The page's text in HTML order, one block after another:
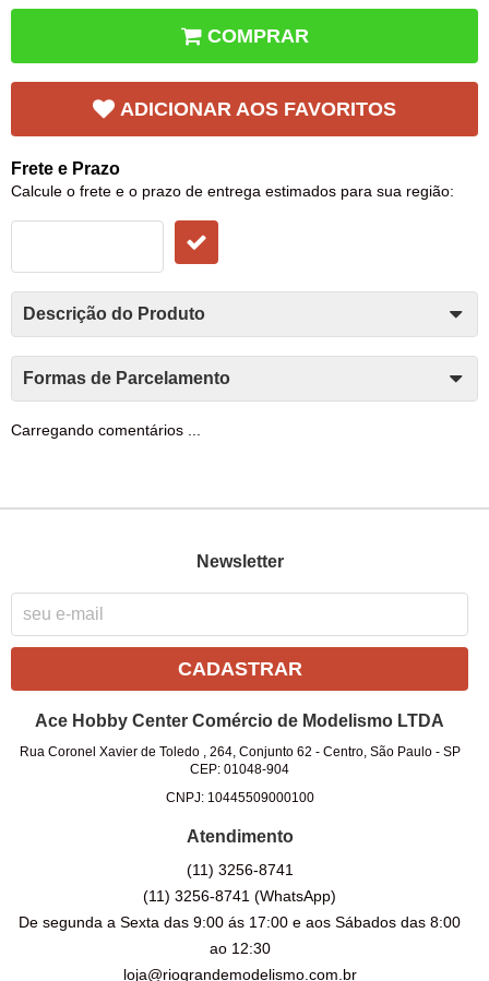
COMPRAR
ADICIONAR AOS FAVORITOS
Frete e Prazo
Calcule o frete e o prazo de entrega estimados para sua região:
Descrição do Produto
Formas de Parcelamento
Carregando comentários ...
Newsletter
CADASTRAR
Ace Hobby Center Comércio de Modelismo LTDA
Rua Coronel Xavier de Toledo , 264, Conjunto 62 - Centro, São Paulo- SP
CEP: 01048-904
CNPJ: 10445509000100
Atendimento
(11) 3256-8741
(11) 3256-8741(WhatsApp)
De segunda a Sexta das 9:00 ás 17:00 e aos Sábados das 8:00
ao 12:30
loja@riograndemodelismo.com.br